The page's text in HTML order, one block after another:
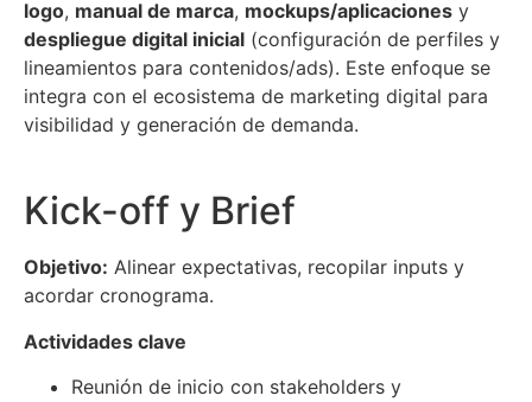
logo, manual de marca, mockups/aplicaciones y
despliegue digital inicial (configuración de perfiles y
lineamientos para contenidos/ads). Este enfoque se
integra con el ecosistema de marketing digital para
visibilidad y generación de demanda.
Kick-off y Brief
Objetivo: Alinear expectativas, recopilar inputs y
acordar cronograma.
Actividades clave
Reunión de inicio con stakeholders y